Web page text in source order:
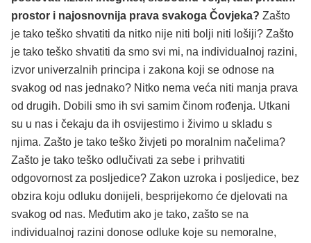
prostor i najosnovnija prava svakoga Čovjeka? Zašto
je tako teško shvatiti da nitko nije niti bolji niti lošiji? Zašto
je tako teško shvatiti da smo svi mi, na individualnoj razini,
izvor univerzalnih principa i zakona koji se odnose na
svakog od nas jednako? Nitko nema veća niti manja prava
od drugih. Dobili smo ih svi samim činom rođenja. Utkani
su u nas i čekaju da ih osvijestimo i živimo u skladu s
njima. Zašto je tako teško živjeti po moralnim načelima?
Zašto je tako teško odlučivati za sebe i prihvatiti
odgovornost za posljedice? Zakon uzroka i posljedice, bez
obzira koju odluku donijeli, besprijekorno će djelovati na
svakog od nas. Međutim ako je tako, zašto se na
individualnoj razini donose odluke koje su nemoralne,